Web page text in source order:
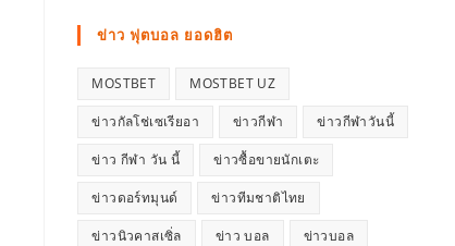
ข่าว ฟุตบอล ยอดฮิต
MOSTBET MOSTBET UZ
ข่าวกัลโช่เซเรียอา ข่าวกีฬา ข่าวกีฬาวันนี้
ข่าว กีฬา วัน นี้ ข่าวซื้อขายนักเตะ
ข่าวดอร์ทมุนด์ ข่าวทีมชาติไทย
ข่าวนิวคาสเซิ่ล ข่าว บอล ข่าวบอล